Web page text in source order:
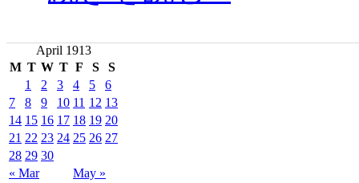
April 1913
M T W T F S S
« Mar May »
1 2 3 4 5
6
7
8 9 10 11 12 13
14 15 16 17 18 19 20
21 22 23 24 25 26 27
28 29 30